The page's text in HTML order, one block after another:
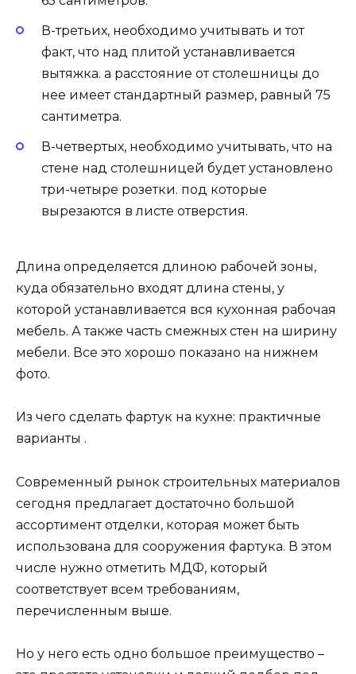
В-третьих, необходимо учитывать и тот
факт, что над плитой устанавливается
вытяжка. а расстояние от столешницы до
нее имеет стандартный размер, равный 75
сантиметра.
В-четвертых, необходимо учитывать, что на
стене над столешницей будет установлено
три-четыре розетки. под которые
вырезаются в листе отверстия.
Длина определяется длиною рабочей зоны,
куда обязательно входят длина стены, у
которой устанавливается вся кухонная рабочая
мебель. А также часть смежных стен на ширину
мебели. Все это хорошо показано на нижнем
фото.
Из чего сделать фартук на кухне: практичные
варианты .
Современный рынок строительных материалов
сегодня предлагает достаточно большой
ассортимент отделки, которая может быть
использована для сооружения фартука. В этом
числе нужно отметить МДФ, который
соответствует всем требованиям,
перечисленным выше.
Но у него есть одно большое преимущество –